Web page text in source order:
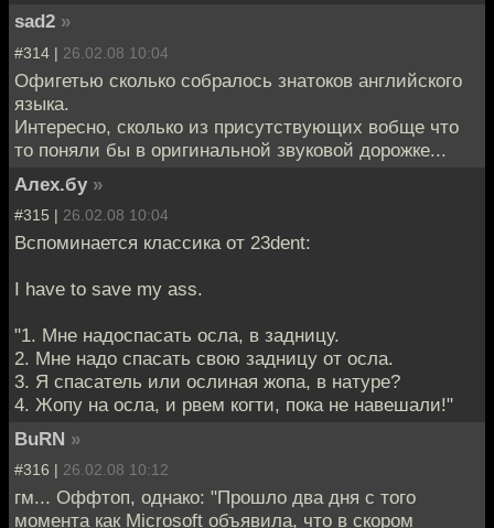
sad2 »
#314 | 26.02.08 10:04
Офигетью сколько собралось знатоков английского
языка.
Интересно, сколько из присутствующих вобще что
то поняли бы в оригинальной звуковой дорожке...
Алех.бу »
#315 | 26.02.08 10:04
Вспоминается классика от 23dent:
I have to save my ass.
"1. Мне надоспасать осла, в задницу.
2. Мне надо спасать свою задницу от осла.
3. Я спасатель или ослиная жопа, в натуре?
4. Жопу на осла, и рвем когти, пока не навешали!"
BuRN »
#316 | 26.02.08 10:12
гм... Оффтоп, однако: "Прошло два дня с того
момента как Microsoft объявила, что в скором